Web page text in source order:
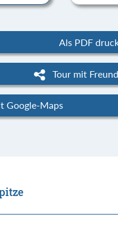
Als PDF
Tour mit
Google-Maps